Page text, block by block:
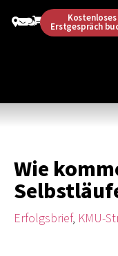
Kostenloses
Erstgespräch
Wie
Erfolgsbrief, KMU-